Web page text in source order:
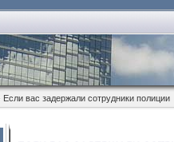
Если вас задержали сотрудники полиции